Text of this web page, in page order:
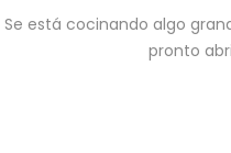
Se está cocinando algo
pronto